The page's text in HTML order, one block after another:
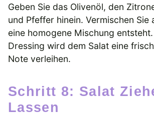
Geben Sie das Olivenöl, den
und Pfeffer hinein. Vermischen Sie
eine homogene Mischung
Dressing wird dem Salat eine
Note verleihen.
Schritt 8: Salat Ziehen
Lassen